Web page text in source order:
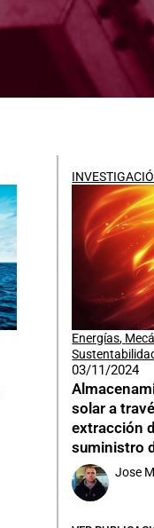
Energías,
03/11/2024
solar a
extracción
suministro
Jose